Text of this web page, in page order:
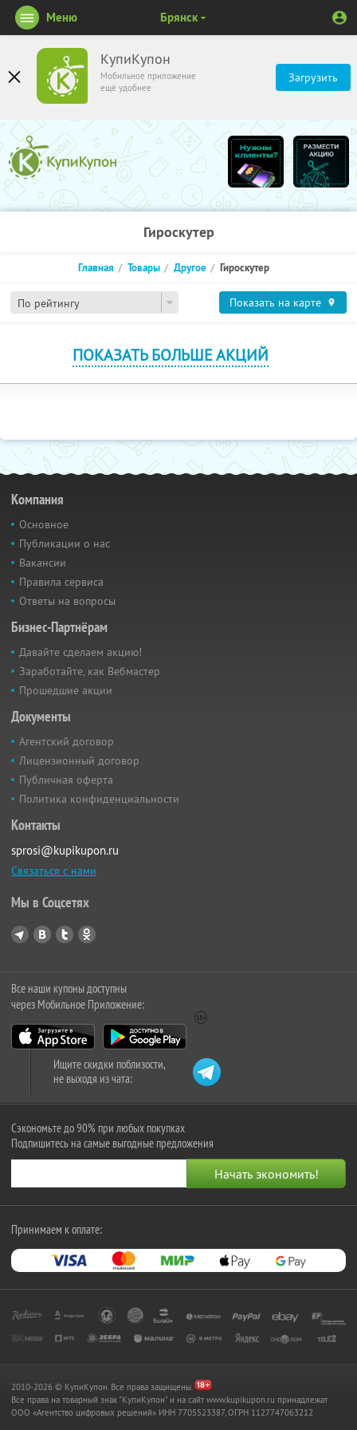
КупиКупон
Мобильное приложение
ещё удобнее
Загрузить
Меню Брянск
Гироскутер
По рейтингу
Главная Товары Другое Гироскутер
Показать на карте
ПОКАЗАТЬ БОЛЬШЕ АКЦИЙ
Компания
Основное
Публикации о нас
Вакансии
Правила сервиса
Ответы на вопросы
Бизнес-Партнёрам
Давайте сделаем акцию!
Заработайте, как Вебмастер
Прошедшие акции
Документы
Агентский договор
Лицензионный договор
Публичная оферта
Политика конфиденциальности
Контакты
sprosi@kupikupon.ru
Связаться с нами
Мы в Соцсетях
Все наши купоны доступны
через Мобильное Приложение:
Ищите скидки поблизости,
не выходя из чата:
Сэкономьте до 90% при любых покупках
Подпишитесь на самые выгодные предложения
Принимаем к оплате:
2010-2026 © КупиКупон. Все права защищены.
Все права на товарный знак "КупиКупон" и на сайт www.kupikupon.ru принадлежат
OOO «Агентство цифровых решений» ИНН 7705523387, ОГРН 1127747063212